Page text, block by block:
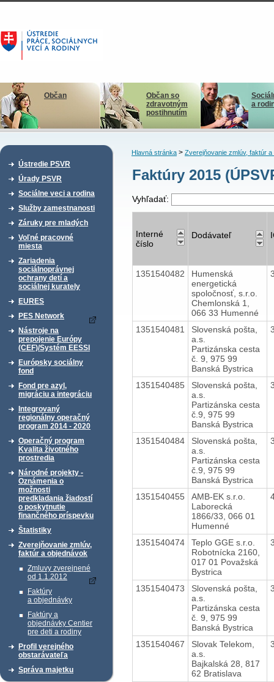
Občan
Občan so
zdravotným
postihnutím
a
Ústredie PSVR
Úrady PSVR
Sociálne veci a rodina
Služby zamestnanosti
Záruky pre mladých
Voľné pracovné
miesta
Zariadenia
sociálnoprávnej
ochrany detí a
sociálnej kurately
EURES
PES Network
Nástroje na
prepojenie Európy
(CEF)/Systém EESSI
Európsky sociálny
fond
Fond pre azyl,
migráciu a integráciu
Integrovaný
regionálny operačný
program 2014 - 2020
Operačný program
Kvalita životného
prostredia
Národné projekty -
Oznámenia o
možnosti
predkladania žiadostí
o poskytnutie
finančného príspevku
Štatistiky
Zverejňovanie zmlúv,
faktúr a objednávok
Zmluvy zverejnené
od 1.1.2012
Faktúry
a objednávky
Faktúry a
objednávky Centier
pre deti a rodiny
Profil verejného
obstarávateľa
Správa majetku
Hlavná stránka> Zverejňovanie zmlúv, faktúr a
Faktúry 2015
Vyhľadať:
Interné
číslo
Dodávateľ
1351540482
Humenská
energetická
spoločnosť, s.r.o.
Chemlonská 1,
066 33 Humenné
1351540481
Slovenská pošta,
a.s.
Partizánska cesta
č. 9, 975 99
Banská Bystrica
1351540485
Slovenská pošta,
a.s.
Partizánska cesta
č.9, 975 99
Banská Bystrica
1351540484
Slovenská pošta,
a.s.
Partizánska cesta
č.9, 975 99
Banská Bystrica
1351540455
AMB-EK s.r.o.
Laborecká
1866/33, 066 01
Humenné
1351540474
Teplo GGE s.r.o.
Robotnícka 2160,
017 01 Považská
Bystrica
1351540473
Slovenská pošta,
a.s.
Partizánska cesta
č. 9, 975 99
Banská Bystrica
1351540467
Slovak Telekom,
a.s.
Bajkalská 28, 817
62 Bratislava